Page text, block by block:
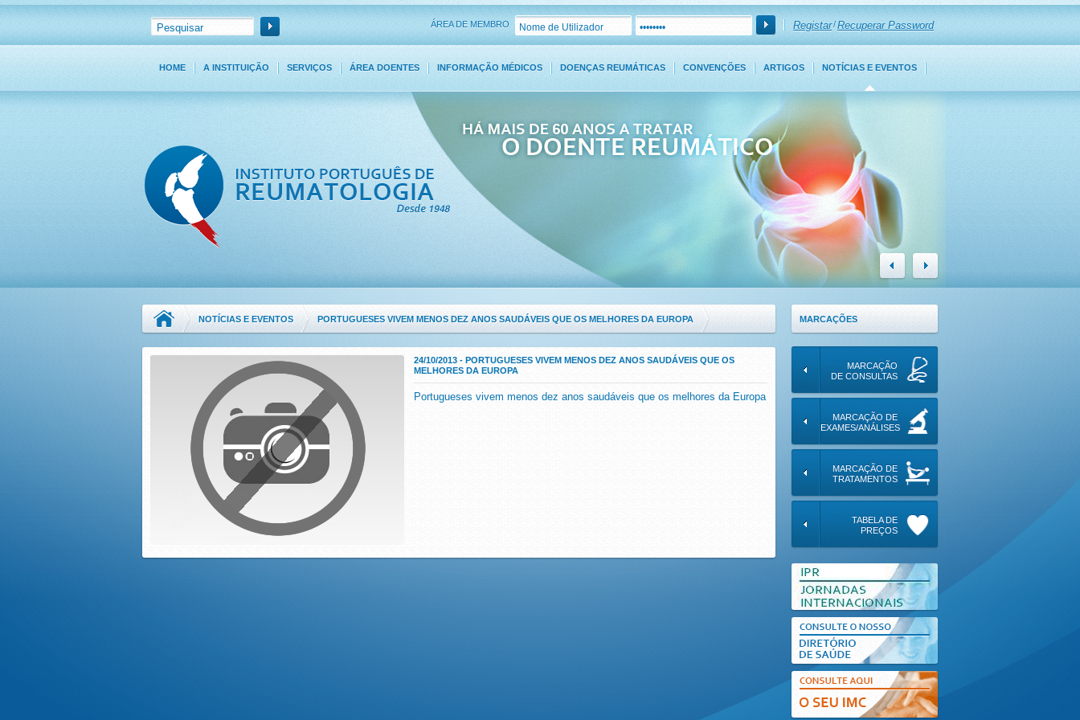
ÁREA DE MEMBRO Registar/Recuperar Password
HOME A INSTITUIÇÃO SERVIÇOS ÁREA DOENTES INFORMAÇÃO MÉDICOS DOENÇAS REUMÁTICAS CONVENÇÕES ARTIGOS NOTÍCIAS E EVENTOS
NOTÍCIAS E EVENTOS PORTUGUESES VIVEM MENOS DEZ ANOS SAUDÁVEIS QUE OS MELHORES DA EUROPA
24/10/2013 - PORTUGUESES VIVEM MENOS DEZ ANOS SAUDÁVEIS QUE OS
MELHORES DA EUROPA
Portugueses vivem menos dez anos saudáveis que os melhores da Europa
MARCAÇÕES
MARCAÇÃO
DE CONSULTAS
MARCAÇÃO DE
EXAMES/ANÁLISES
MARCAÇÃO DE
TRATAMENTOS
TABELA DE
PREÇOS